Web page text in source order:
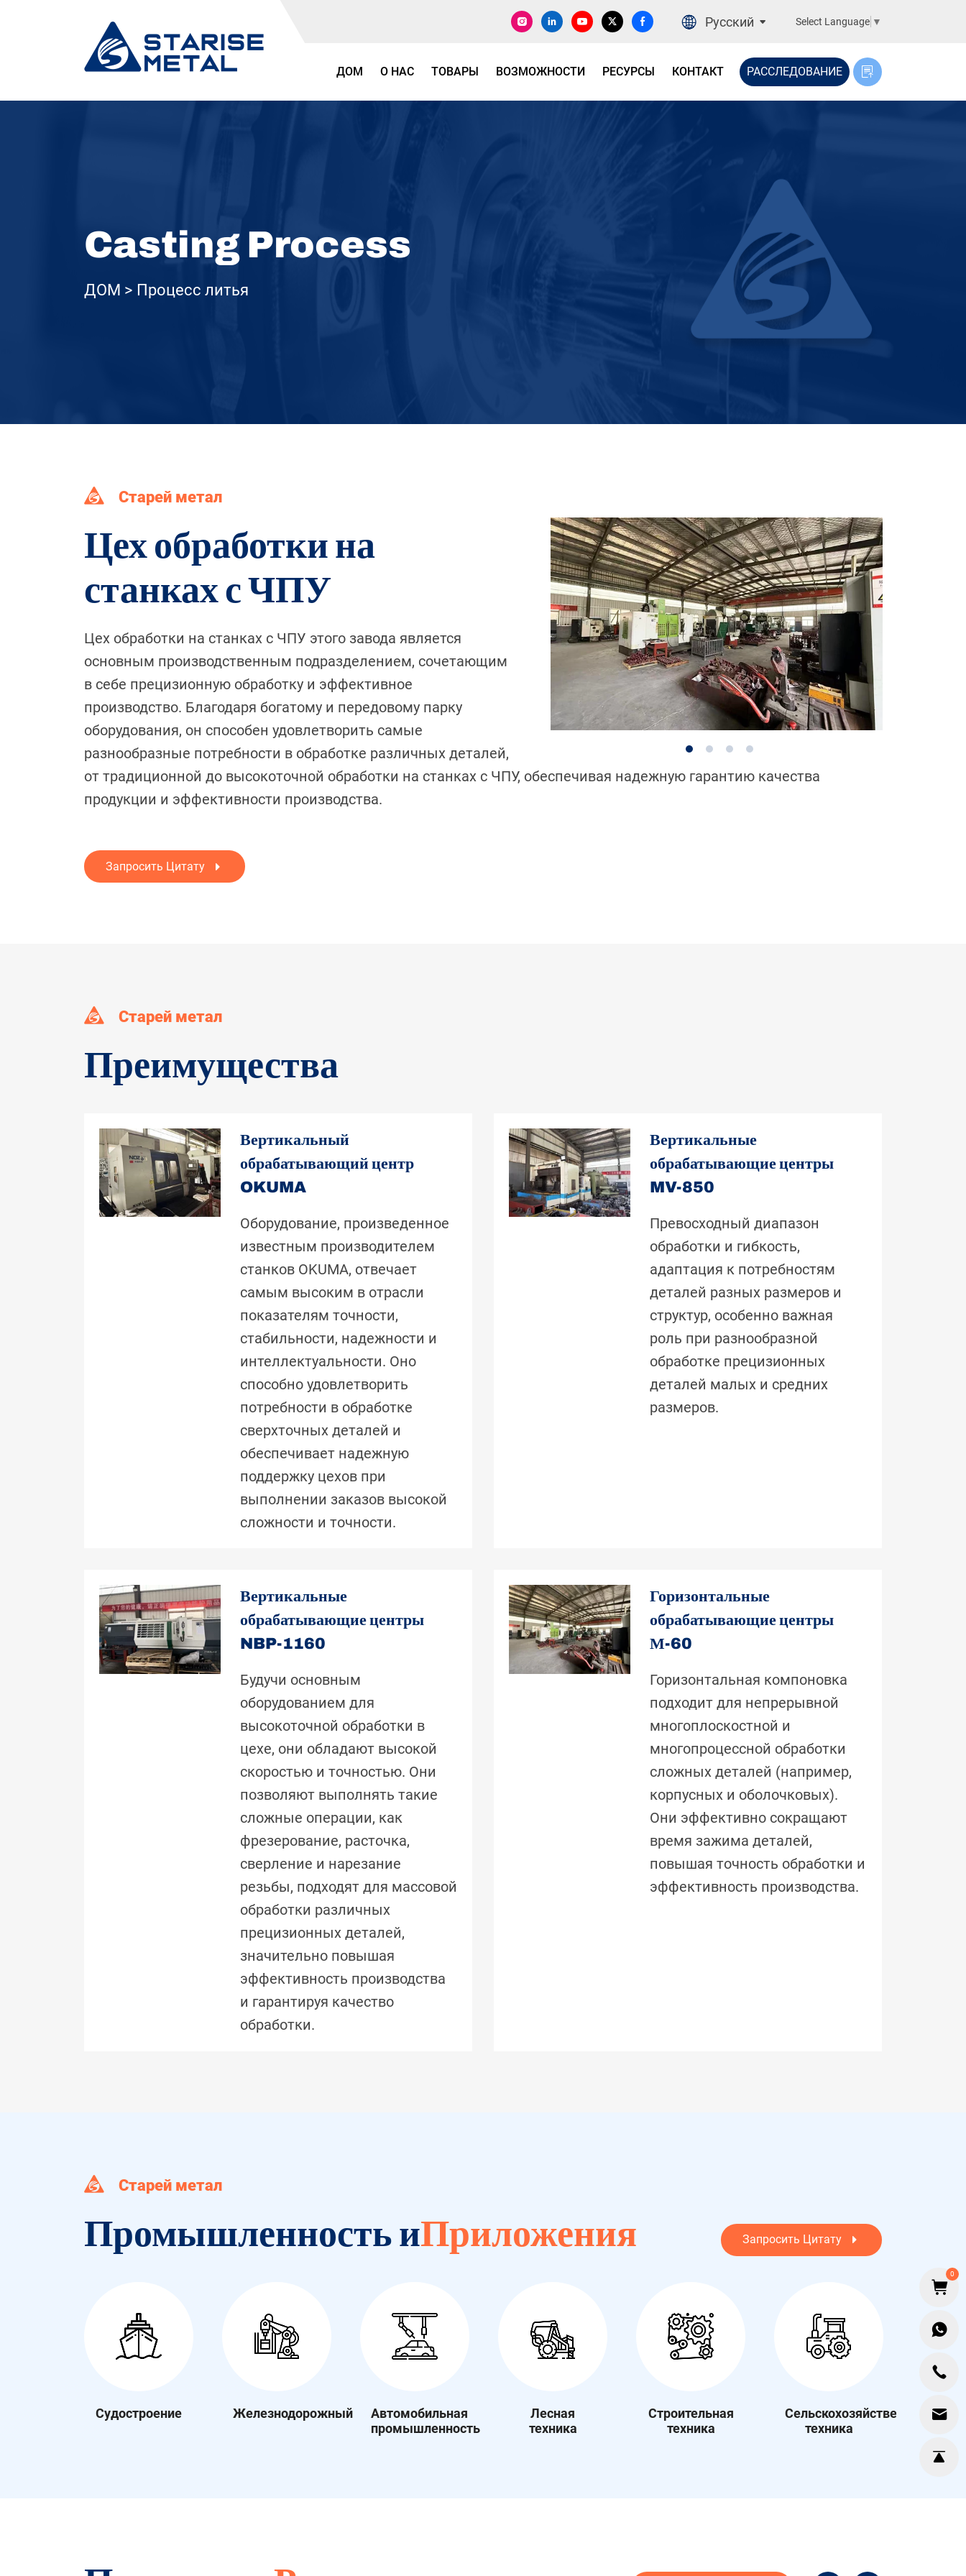
Русский Select Language ▼
ДОМ О НАС ТОВАРЫ ВОЗМОЖНОСТИ РЕСУРСЫ КОНТАКТ РАССЛЕДОВАНИЕ
Casting Process
ДОМ Процесс литья
Старей метал
Цех обработки на
станках с ЧПУ
Цех обработки на станках с ЧПУ этого завода является
основным производственным подразделением, сочетающим
в себе прецизионную обработку и эффективное
производство. Благодаря богатому и передовому парку
оборудования, он способен удовлетворить самые
разнообразные потребности в обработке различных деталей,
от традиционной до высокоточной обработки на станках с ЧПУ, обеспечивая надежную гарантию качества
продукции и эффективности производства.
Запросить Цитату
Старей метал
Преимущества
Вертикальный
обрабатывающий центр
OKUMA
Оборудование, произведенное
известным производителем
станков OKUMA, отвечает
самым высоким в отрасли
показателям точности,
стабильности, надежности и
интеллектуальности. Оно
способно удовлетворить
потребности в обработке
сверхточных деталей и
обеспечивает надежную
поддержку цехов при
выполнении заказов высокой
сложности и точности.
Вертикальные
обрабатывающие центры
MV-850
Превосходный диапазон
обработки и гибкость,
адаптация к потребностям
деталей разных размеров и
структур, особенно важная
роль при разнообразной
обработке прецизионных
деталей малых и средних
размеров.
Вертикальные
обрабатывающие центры
NBP-1160
Будучи основным
оборудованием для
высокоточной обработки в
цехе, они обладают высокой
скоростью и точностью. Они
позволяют выполнять такие
сложные операции, как
фрезерование, расточка,
сверление и нарезание
резьбы, подходят для массовой
обработки различных
прецизионных деталей,
значительно повышая
эффективность производства
и гарантируя качество
обработки.
Горизонтальные
обрабатывающие центры
М-60
Горизонтальная компоновка
подходит для непрерывной
многоплоскостной и
многопроцессной обработки
сложных деталей (например,
корпусных и оболочковых).
Они эффективно сокращают
время зажима деталей,
повышая точность обработки и
эффективность производства.
Старей метал
Промышленность иПриложения Запросить Цитату
Судостроение Железнодорожный
Автомобильная
промышленность
Лесная
техника
Строительная
техника
Сельскохозяйственная
техника
0